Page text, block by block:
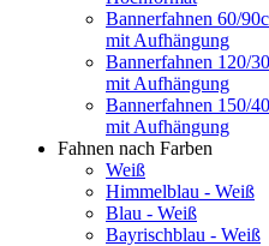
Bannerfahnen 60/
mit Aufhängung
Bannerfahnen 120/
mit Aufhängung
Bannerfahnen 150/
mit Aufhängung
Fahnen nach Farben
Weiß
Himmelblau - Weiß
Blau - Weiß
Bayrischblau - Weiß